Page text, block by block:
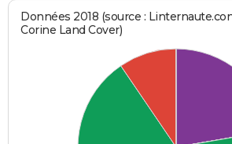
Données 2018 (source :
Corine Land Cover)